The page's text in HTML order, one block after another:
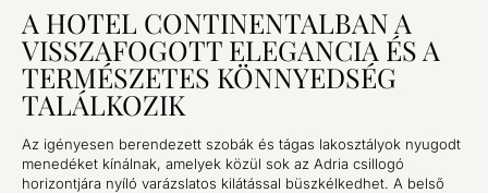
A HOTEL CONTINENTALBAN A
VISSZAFOGOTT ELEGANCIA ÉS A
TERMÉSZETES KÖNNYEDSÉG
TALÁLKOZIK
Az igényesen berendezett szobák és tágas lakosztályok nyugodt
menedéket kínálnak, amelyek közül sok az Adria csillogó
horizontjára nyíló varázslatos kilátással büszkélkedhet. A belső